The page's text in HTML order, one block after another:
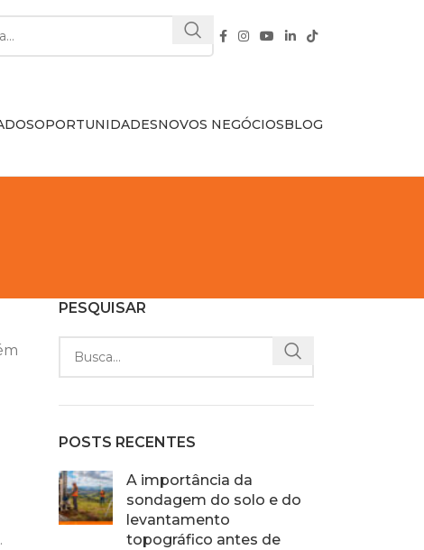
OPORTUNIDADESNOVOS NEGÓCIOSBLOG
PESQUISAR
POSTS RECENTES
A importância da
sondagem do solo e do
levantamento
topográfico antes de